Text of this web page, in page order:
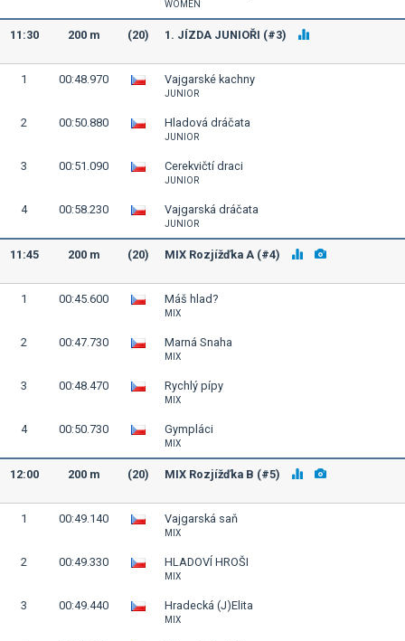
WOMEN
11:30 200 m (20) 1. JÍZDA JUNIOŘI (#3)
1 00:48.970 Vajgarské kachny
JUNIOR
2 00:50.880 Hladová dráčata
JUNIOR
3 00:51.090 Cerekvičtí draci
JUNIOR
4 00:58.230 Vajgarská dráčata
JUNIOR
11:45 200 m (20) MIX Rozjížďka A (#4)
1 00:45.600 Máš hlad?
MIX
2 00:47.730 Marná Snaha
MIX
3 00:48.470 Rychlý pípy
MIX
4 00:50.730 Gympláci
MIX
12:00 200 m (20) MIX Rozjížďka B (#5)
1 00:49.140 Vajgarská saň
MIX
2 00:49.330 HLADOVÍ HROŠI
MIX
3 00:49.440 Hradecká (J)Elita
MIX